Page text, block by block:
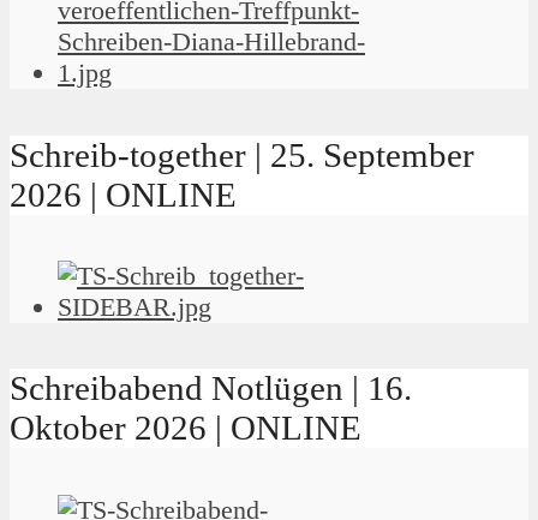
Schreib-together | 25. September
2026 | ONLINE
Schreibabend Notlügen | 16.
Oktober 2026 | ONLINE